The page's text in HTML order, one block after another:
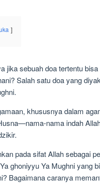
jika sebuah doa tertentu
Salah satu doa yang
khususnya dalam
nama indah
pada sifat Allah sebagai
ghoniyyu Ya Mughni yang
Bagaimana caranya